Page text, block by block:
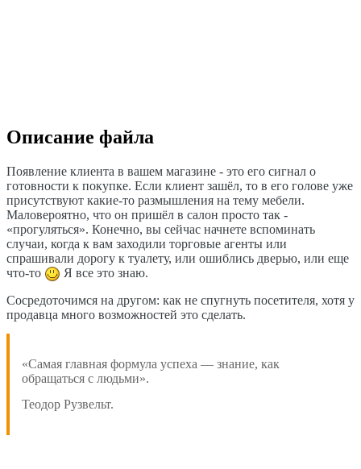
Описание файла
Появление клиента в вашем магазине - это его сигнал о
готовности к покупке. Если клиент зашёл, то в его голове уже
присутствуют какие-то размышления на тему мебели.
Маловероятно, что он пришёл в салон просто так -
«прогуляться». Конечно, вы сейчас начнете вспоминать
случаи, когда к вам заходили торговые агенты или
спрашивали дорогу к туалету, или ошиблись дверью, или еще
что-то
Я все это знаю.
Сосредоточимся на другом: как не спугнуть посетителя, хотя у
продавца много возможностей это сделать.
«Самая главная формула успеха — знание, как
обращаться с людьми».
Теодор Рузвельт.